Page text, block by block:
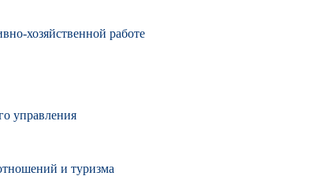
хозяйственной работе
управления
и туризма